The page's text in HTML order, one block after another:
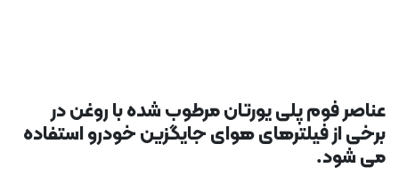
عناصر فوم پلی یورتان مرطوب شده با روغن در
برخی از فیلترهای هوای جایگزین خودرو استفاده
می شود.